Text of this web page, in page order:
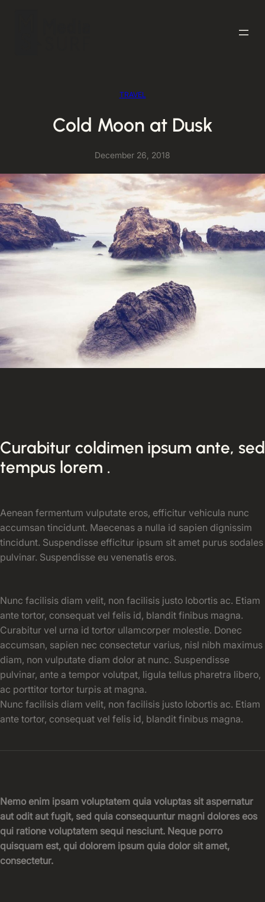
TRAVEL
Cold Moon at Dusk
December 26, 2018
Curabitur coldimen ipsum ante, sed
tempus lorem .
Aenean fermentum vulputate eros, efficitur vehicula nunc
accumsan tincidunt. Maecenas a nulla id sapien dignissim
tincidunt. Suspendisse efficitur ipsum sit amet purus sodales
pulvinar. Suspendisse eu venenatis eros.
Nunc facilisis diam velit, non facilisis justo lobortis ac. Etiam
ante tortor, consequat vel felis id, blandit finibus magna.
Curabitur vel urna id tortor ullamcorper molestie. Donec
accumsan, sapien nec consectetur varius, nisl nibh maximus
diam, non vulputate diam dolor at nunc. Suspendisse
pulvinar, ante a tempor volutpat, ligula tellus pharetra libero,
ac porttitor tortor turpis at magna.
Nunc facilisis diam velit, non facilisis justo lobortis ac. Etiam
ante tortor, consequat vel felis id, blandit finibus magna.
Nemo enim ipsam voluptatem quia voluptas sit aspernatur
aut odit aut fugit, sed quia consequuntur magni dolores eos
qui ratione voluptatem sequi nesciunt. Neque porro
quisquam est, qui dolorem ipsum quia dolor sit amet,
consectetur.